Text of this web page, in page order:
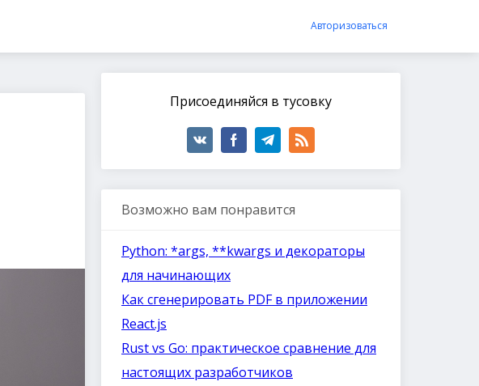
Авторизоваться
Присоединяйся в тусовку
Возможно вам понравится
Python: *args, **kwargs и декораторы
для начинающих
Как сгенерировать PDF в приложении
React.js
Rust vs Go: практическое сравнение для
настоящих разработчиков